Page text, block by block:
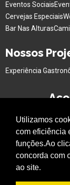
Utilizamos
com eficiência
funções.Ao
concorda com
ao site.
Eventos Sociais
Cervejas Especiais
Bar Nas Alturas
Nossos
Experiência